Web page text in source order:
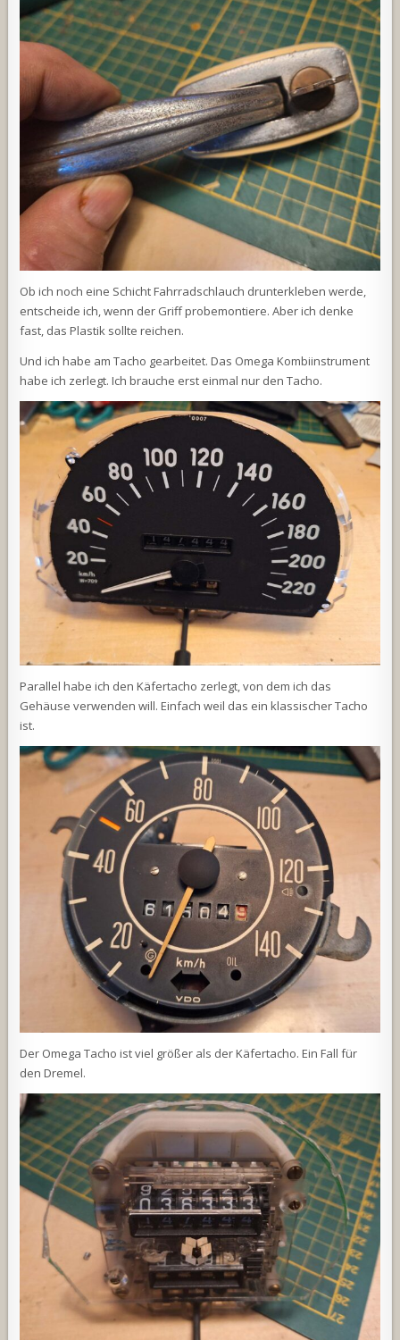
Ob ich noch eine Schicht Fahrradschlauch drunterkleben werde,
entscheide ich, wenn der Griff probemontiere. Aber ich denke
fast, das Plastik sollte reichen.
Und ich habe am Tacho gearbeitet. Das Omega Kombiinstrument
habe ich zerlegt. Ich brauche erst einmal nur den Tacho.
Parallel habe ich den Käfertacho zerlegt, von dem ich das
Gehäuse verwenden will. Einfach weil das ein klassischer Tacho
ist.
Der Omega Tacho ist viel größer als der Käfertacho. Ein Fall für
den Dremel.